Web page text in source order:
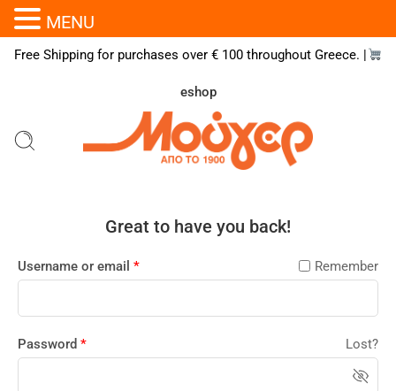
Free Shipping for purchases over € 100 throughout Greece. |
eshop
Great to have you back!
Username or email * Remember
Password * Lost?
MENU